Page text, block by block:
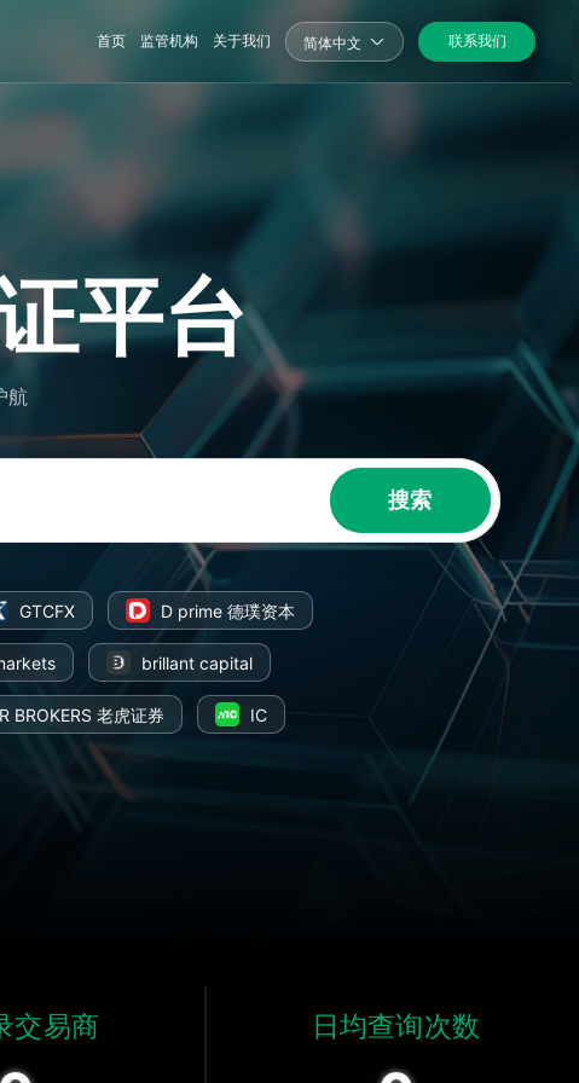
首页 监管机构 关于我们 简体中文 联系我们
平台
航
搜索
GTCFX D prime 德璞资本
brillant capital
BROKERS 老虎证券 IC
交易商 日均查询次数